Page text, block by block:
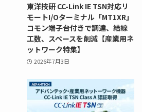
東洋技研 CC-Link IE TSN対応リ
モートI/Oターミナル「MT1XR」
コモン端子台付きで調達、結線
工数、スペースを削減【産業用ネ
ットワーク特集】
2026年7月3日